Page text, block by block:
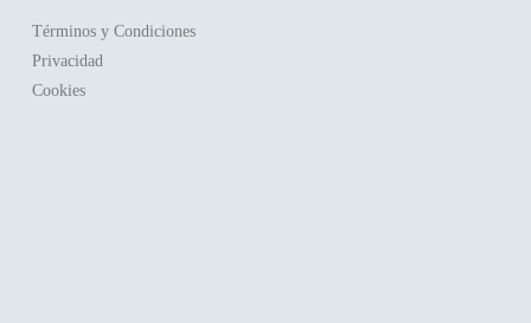
Términos y Condiciones
Privacidad
Cookies